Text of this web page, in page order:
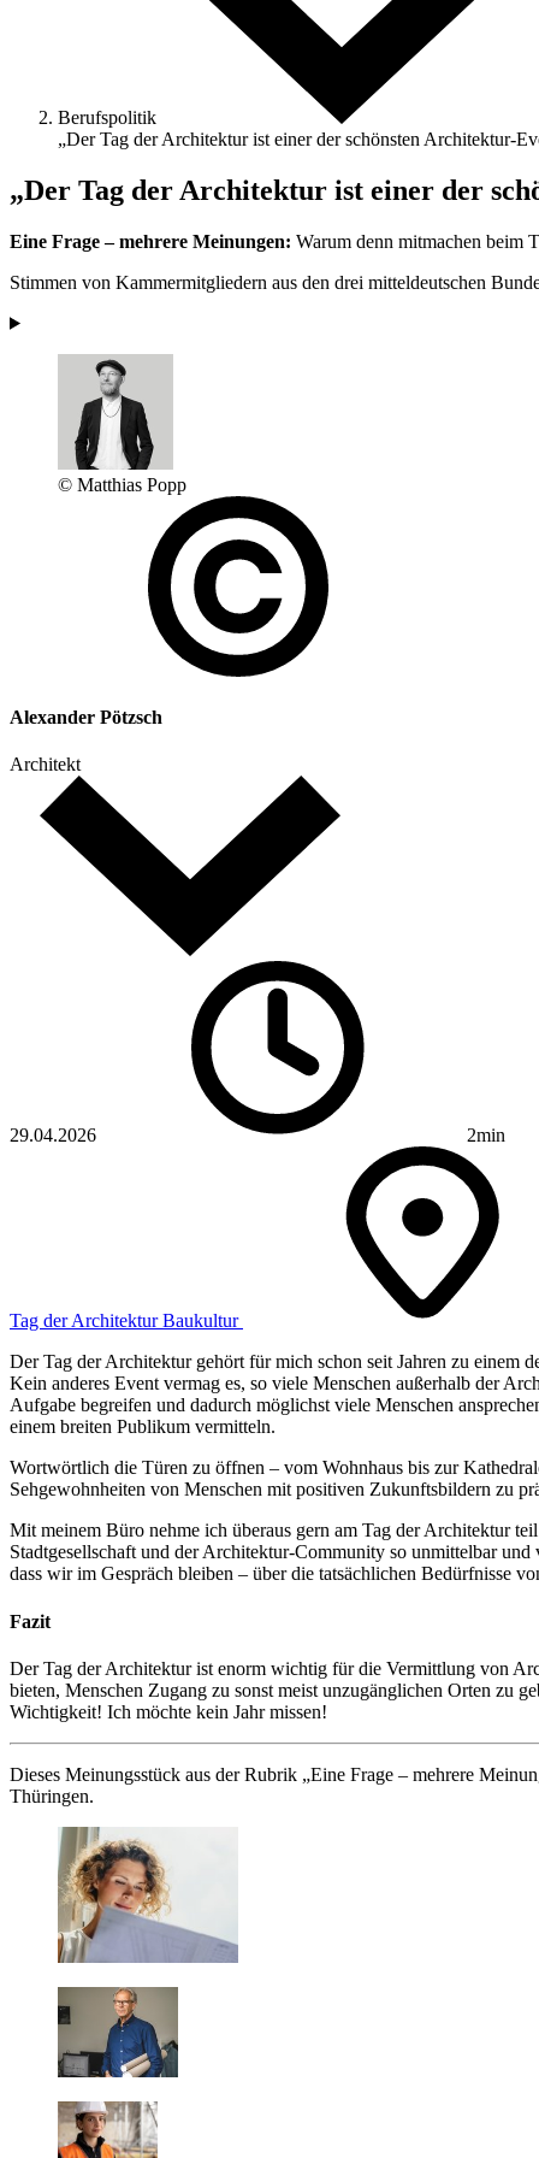
Berufspolitik
„Der Tag der ­Architektur ist ­einer der schönsten ­Architektur-
„Der Tag der ­Architektur ist ­einer der
Eine Frage – mehrere Meinungen: Warum denn mit­machen beim
Stimmen von Kammermitgliedern aus den drei mitteldeutschen
© Matthias Popp
Alexander Pötzsch
Architekt
29.04.2026 2min
Tag der ArchitekturBaukultur
Der Tag der Architektur gehört für mich schon seit Jahren zu einem
Kein anderes Event vermag es, so viele Menschen außerhalb der
Aufgabe begreifen und dadurch möglichst viele Menschen
einem breiten Publikum vermitteln.
Wortwörtlich die Türen zu öffnen – vom Wohnhaus bis zur
Sehgewohnheiten von Menschen mit positiven Zukunftsbildern zu
Mit meinem Büro nehme ich überaus gern am Tag der Architektur
Stadtgesellschaft und der Architektur-Community so unmittelbar
dass wir im Gespräch bleiben – über die tatsächlichen Bedürfnisse
Fazit
Der Tag der Architektur ist enorm wichtig für die Vermittlung von
bieten, Menschen Zugang zu sonst meist unzugänglichen Orten zu
Wichtigkeit! Ich möchte kein Jahr missen!
Dieses Meinungsstück aus der Rubrik „Eine Frage – mehrere
Thüringen.